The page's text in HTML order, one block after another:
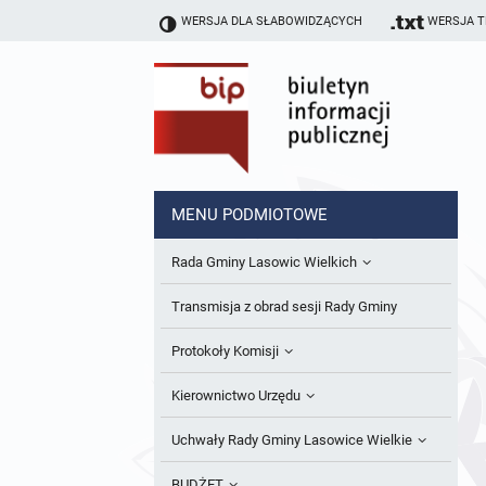
WERSJA DLA SŁABOWIDZĄCYCH WERSJA
MENU PODMIOTOWE
Rada Gminy Lasowic Wielkich
Sesje Rady Gminy
Skład Rady Gminy
Interpelacje i Zapytania Radnych
Komisje Rady Gminy i informacja o
Transmisja z obrad sesji Rady Gminy
Protokoły Komisji
Komisja Budżetu i Finansów
Komisja Oświatowa
Kierownictwo Urzędu
Wójt
Uchwały Rady Gminy Lasowice Wielkie